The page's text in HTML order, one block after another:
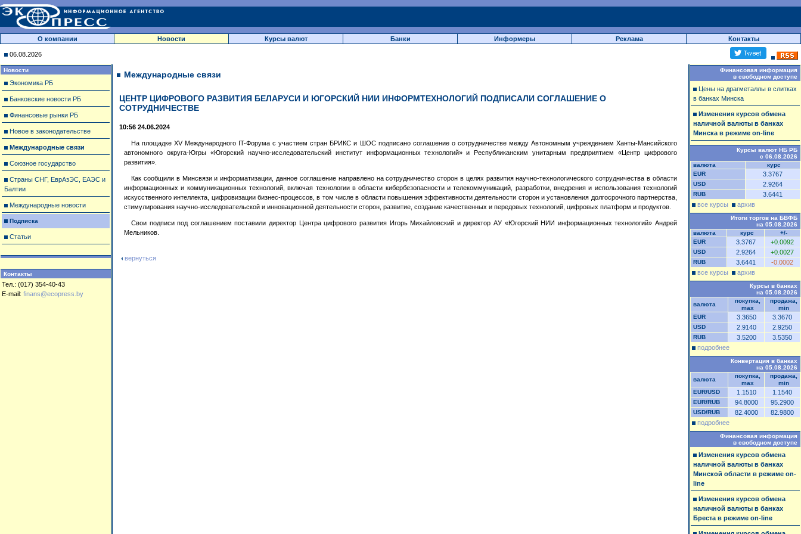
О компании Новости Курсы валют Банки Информеры Реклама Контакты
06.08.2026
Новости
Экономика РБ
Банковские новости РБ
Финансовые рынки РБ
Новое в законодательстве
Международные связи
Союзное государство
Страны СНГ, ЕврАзЭС, ЕАЭС и
Балтии
Международные новости
Подписка
Статьи
Контакты
Тел.: (017) 354-40-43
E-mail: finans@ecopress.by
Международные связи
ЦЕНТР ЦИФРОВОГО РАЗВИТИЯ БЕЛАРУСИ И ЮГОРСКИЙ НИИ ИНФОРМТЕХНОЛОГИЙ ПОДПИСАЛИ СОГЛАШЕНИЕ О
СОТРУДНИЧЕСТВЕ
10:56 24.06.2024
На площадке XV Международного IT-Форума с участием стран БРИКС и ШОС подписано соглашение о сотрудничестве между Автономным учреждением Ханты-Мансийского
автономного округа-Югры «Югорский научно-исследовательский институт информационных технологий» и Республиканским унитарным предприятием «Центр цифрового
развития».
Как сообщили в Минсвязи и информатизации, данное соглашение направлено на сотрудничество сторон в целях развития научно-технологического сотрудничества в области
информационных и коммуникационных технологий, включая технологии в области кибербезопасности и телекоммуникаций, разработки, внедрения и использования технологий
искусственного интеллекта, цифровизации бизнес-процессов, в том числе в области повышения эффективности деятельности сторон и установления долгосрочного партнерства,
стимулирования научно-исследовательской и инновационной деятельности сторон, развитие, создание качественных и передовых технологий, цифровых платформ и продуктов.
Свои подписи под соглашением поставили директор Центра цифрового развития Игорь Михайловский и директор АУ «Югорский НИИ информационных технологий» Андрей
Мельников.
вернуться
Финансовая информация
в свободном доступе
Цены на драгметаллы в слитках
в банках Минска
Изменения курсов обмена
наличной валюты в банках
Минска в режиме on-line
Курсы валют НБ РБ
с 06.08.2026
валюта
курс
EUR
3.3767
USD 2.9264
RUB
3.6441
все курсы
архив
Итоги торгов на БВФБ
на 05.08.2026
валюта
курс
+/-
EUR
3.3767 +0.0092
USD 2.9264 +0.0027
RUB 3.6441
-0.0002
все курсы
архив
Курсы в банках
на 05.08.2026
валюта
покупка,
max
продажа,
min
EUR
3.3650 3.3670
USD 2.9140 2.9250
RUB 3.5200
3.5350
подробнее
Конвертация в банках
на 05.08.2026
валюта
покупка,
max
продажа,
min
EUR/USD
1.1510 1.1540
EUR/RUB 94.8000 95.2900
USD/RUB 82.4000
82.9800
подробнее
Финансовая информация
в свободном доступе
Изменения курсов обмена
наличной валюты в банках
Минской области в режиме on-
line
Изменения курсов обмена
наличной валюты в банках
Бреста в режиме on-line